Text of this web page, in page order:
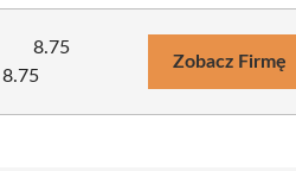
8.75
8.75
Zobacz Firmę